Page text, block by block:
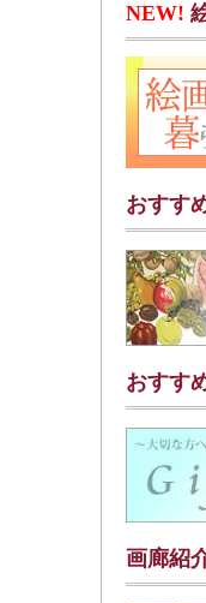
NEW!
おすす
おすす
画廊紹